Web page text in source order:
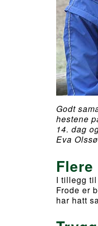
Godt
hestene
14. dag
Eva
I tillegg
Frode er
har hatt